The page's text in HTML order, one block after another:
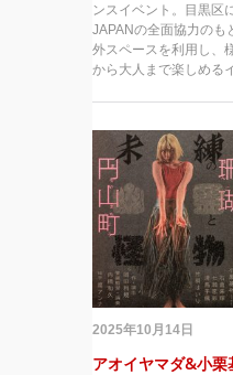
ンスイベント。目黒区
JAPANの全面協力のも
外スペースを利用し、
から大人まで楽しめる
2025年10月14日
アオイヤマダ&小